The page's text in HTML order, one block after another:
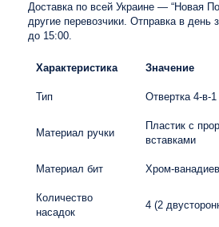
Доставка по всей Украине — “Новая
другие перевозчики. Отправка в день
до 15:00.
Характеристика Значение
Тип Отвертка 4-в-1
Материал ручки
Пластик с
вставками
Материал бит Хром-
Количество
насадок
4 (2